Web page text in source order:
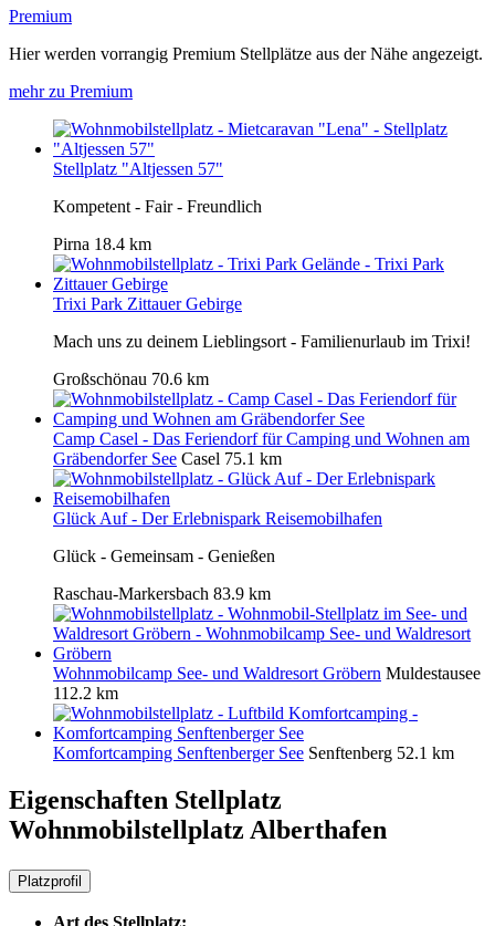
Premium
Hier werden vorrangig Premium Stellplätze aus der Nähe angezeigt.
mehr zu Premium
Stellplatz "Altjessen 57"
Kompetent - Fair - Freundlich
Pirna 18.4 km
Trixi Park Zittauer Gebirge
Mach uns zu deinem Lieblingsort - Familienurlaub im Trixi!
Großschönau 70.6 km
Camp Casel - Das Feriendorf für Camping und Wohnen am
Gräbendorfer See Casel 75.1 km
Glück Auf - Der Erlebnispark Reisemobilhafen
Glück - Gemeinsam - Genießen
Raschau-Markersbach 83.9 km
Wohnmobilcamp See- und Waldresort Gröbern Muldestausee
112.2 km
Komfortcamping Senftenberger See Senftenberg 52.1 km
Eigenschaften Stellplatz
Wohnmobilstellplatz Alberthafen
Platzprofil